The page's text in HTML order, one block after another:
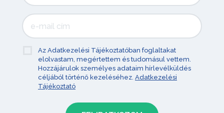
Az Adatkezelési Tájékoztatóban foglaltakat
elolvastam, megértettem és tudomásul vettem.
Hozzájárulok személyes adataim hírlevélküldés
céljából történő kezeléséhez. Adatkezelési
Tájékoztató